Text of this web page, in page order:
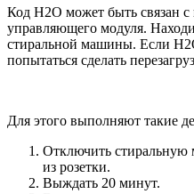
Код H2O может быть связан
управляющего модуля.
стиральной машины. Если
попытаться сделать
Для этого выполняют такие
Отключить
из розетки.
Выждать 20 минут.